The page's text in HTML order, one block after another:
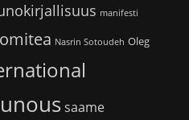
manifesti
Nasrin Sotoudeh Oleg
saame